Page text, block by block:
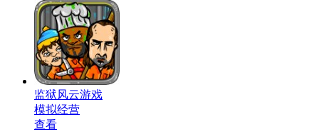
监狱风云游戏
模拟经营
查看